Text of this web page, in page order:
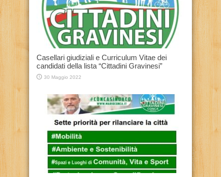
Casellari giudiziali e Curriculum Vitae dei
candidati della lista “Cittadini Gravinesi”
30 Maggio 2022